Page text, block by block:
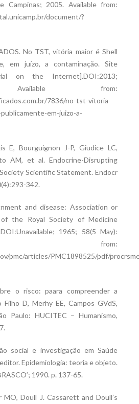
Campinas; 2005. Available from:
document/?
No TST, vitória maior é Shell
em juízo, a contaminação. Site
on the Internet].DOI:2013;
Available from:
7836/no-tst-vitoria-
em-juizo-a-
Bourguignon J-P, Giudice LC,
AM, et al. Endocrine-Disrupting
Scientific Statement. Endocr
342.
and disease: Association or
of the Royal Society of Medicine
1965; 58(5 May):
from:
pmc/articles/PMC1898525/pdf/
o risco: paara compreender a
Filho D, Merhy EE, Campos GVdS,
Paulo: HUCITEC – Humanismo,
social e investigação em Saúde
Epidemiologia: teoria e objeto.
1990. p. 137-65.
Doull J. Cassarett and Doull’s